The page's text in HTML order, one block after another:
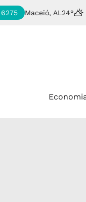
6275 Maceió, AL 24°